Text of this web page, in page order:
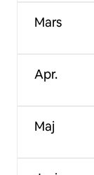
Mars
Apr.
Maj